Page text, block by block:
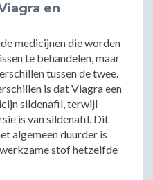
en
medicijnen die worden
te behandelen, maar
tussen de twee.
is dat Viagra een
sildenafil, terwijl
is van sildenafil. Dit
algemeen duurder is
stof hetzelfde